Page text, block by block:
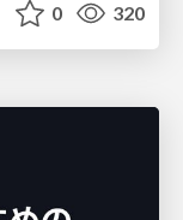
0 320